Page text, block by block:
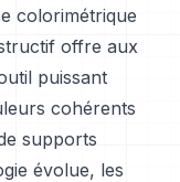
colorimétrique
offre aux
puissant
cohérents
supports
évolue, les